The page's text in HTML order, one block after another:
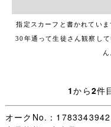
※ご落札後3日以内に取引
す。
3日経過後、何も連絡が
ご了承くださいませ。
指定スカーフと書かれてい
30年通って生徒さん観察し
ん
1から2件
オークNo.：1783343942